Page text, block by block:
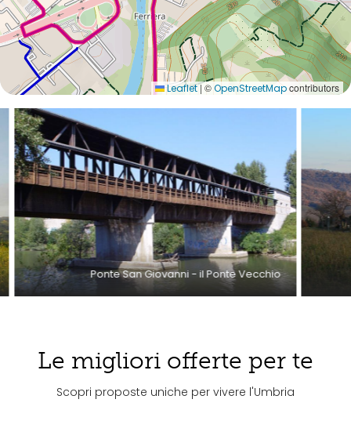
Leaflet|©OpenStreetMapcontributors
Ponte San Giovanni - il Ponte Vecchio
Le migliori offerte per te
Scopri proposte uniche per vivere l'Umbria